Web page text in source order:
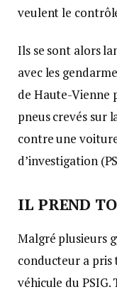
veulent le
Ils se sont alors
avec les
de Haute-Vienne
pneus crevés sur
contre une
d’investigation
IL PREND
Malgré plusieurs
conducteur a pris
véhicule du